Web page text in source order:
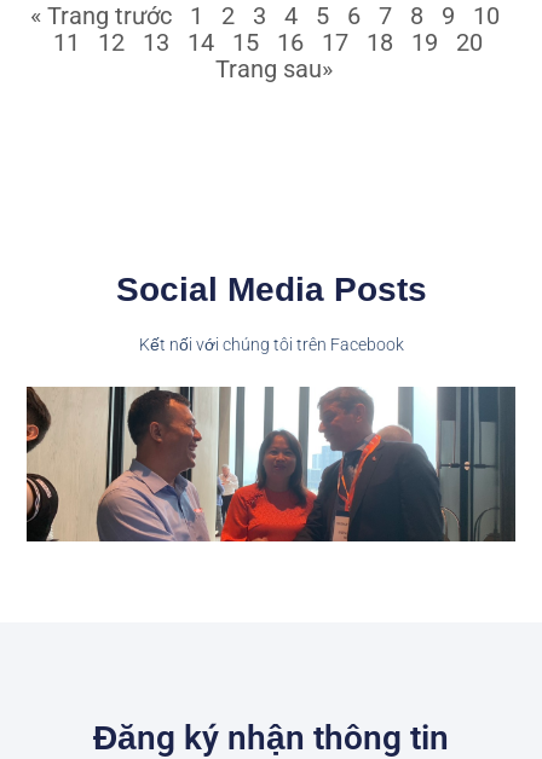
« Trang trước
1 2 3 4 5 6 7 8 9
10
11
12 13 14 15 16 17 18 19
20
Trang sau»
Social Media Posts
Kết nối với chúng tôi trên Facebook
Đăng ký nhận thông tin